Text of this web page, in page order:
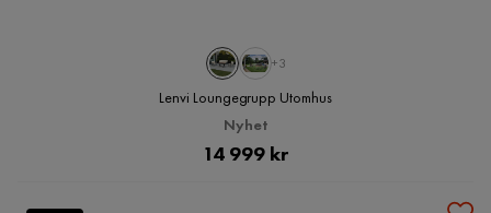
+3
Lenvi Loungegrupp Utomhus
Nyhet
Pris
14 999 kr